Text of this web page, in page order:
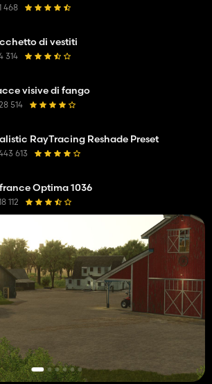
468
di vestiti
314
visive di fango
514
RayTracing Reshade Preset
613
Optima 1036
112